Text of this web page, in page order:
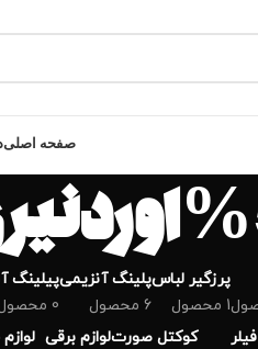
صفحه اصلی
پرزگیر لباس
1 محصول
پلینگ آنزیمی
6 محصول
پیلینگ
0 محصول
فیلر
کوکتل صورتلوازم برقی